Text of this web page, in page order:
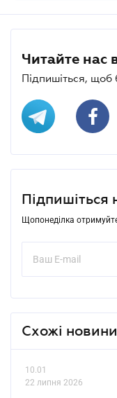
Читайте нас
Підпишіться, щоб
Підпишіться
Щопонеділка
Схожі новини
10.01
22 липня 2026